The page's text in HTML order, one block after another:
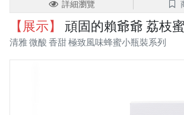
詳細瀏覽
【展示】 頑固的賴爺爺 荔枝
清雅 微酸 香甜 極致風味蜂蜜小瓶裝系列